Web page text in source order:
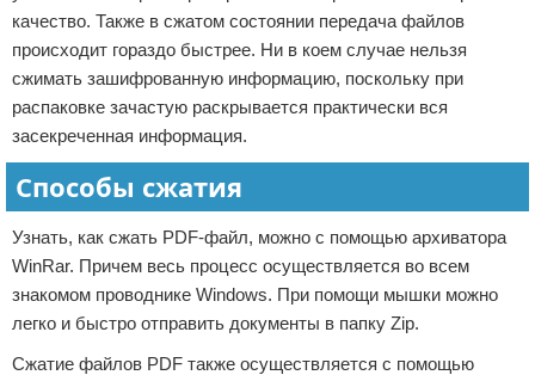
качество. Также в сжатом состоянии передача файлов
происходит гораздо быстрее. Ни в коем случае нельзя
сжимать зашифрованную информацию, поскольку при
распаковке зачастую раскрывается практически вся
засекреченная информация.
Способы сжатия
Узнать, как сжать PDF-файл, можно с помощью архиватора
WinRar. Причем весь процесс осуществляется во всем
знакомом проводнике Windows. При помощи мышки можно
легко и быстро отправить документы в папку Zip.
Сжатие файлов PDF также осуществляется с помощью